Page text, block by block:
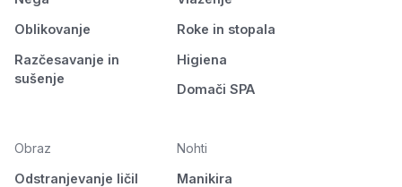
Oblikovanje
Razčesavanje in
sušenje
Roke in stopala
Higiena
Domači SPA
Obraz
Odstranjevanje ličil
Nohti
Manikira